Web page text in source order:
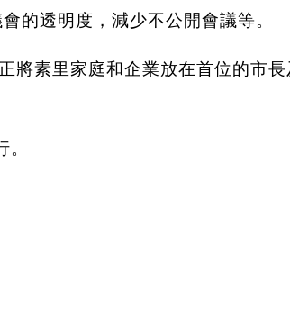
的透明度，減少不公開會議等。
將素里家庭和企業放在首位的市